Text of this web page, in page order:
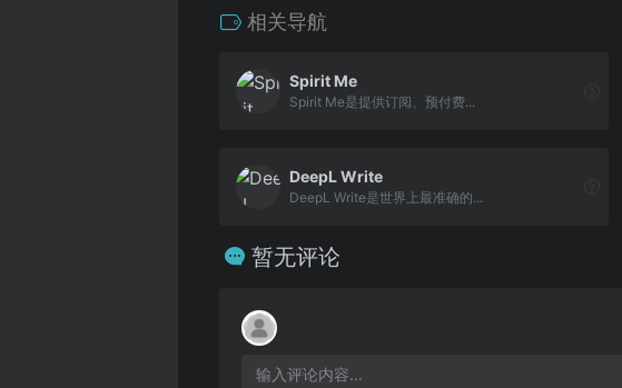
相关导航
Spirit Me
Spirit Me是提供订阅、预付费...
DeepL Write
DeepL Write是世界上最准确的...
暂无评论